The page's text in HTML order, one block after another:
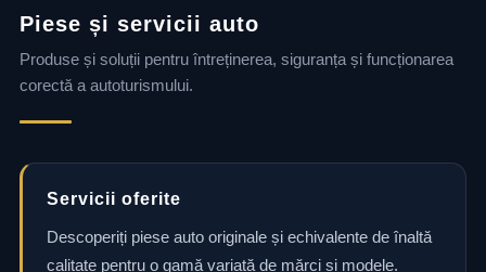
Piese și servicii auto
Produse și soluții pentru întreținerea, siguranța și funcționarea
corectă a autoturismului.
Servicii oferite
Descoperiți piese auto originale și echivalente de înaltă
calitate pentru o gamă variată de mărci și modele.